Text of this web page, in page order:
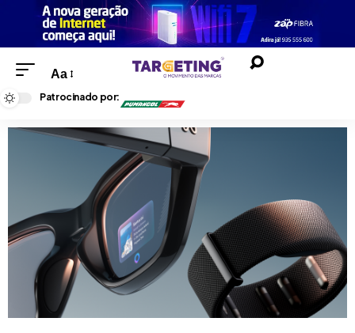
Aa
Patrocinado por: